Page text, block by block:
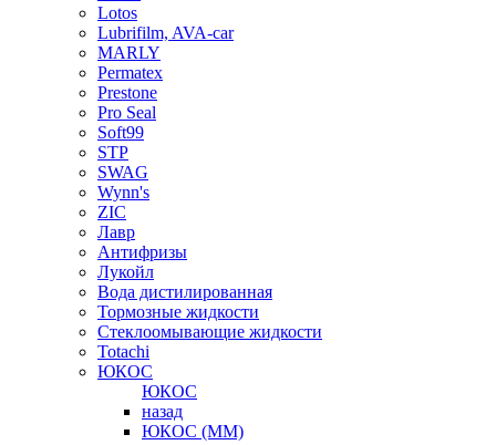
Lotos
Lubrifilm, AVA-car
MARLY
Permatex
Prestone
Pro Seal
Soft99
STP
SWAG
Wynn's
ZIC
Лавр
Антифризы
Лукойл
Вода дистилированная
Тормозные жидкости
Стеклоомывающие жидкости
Totachi
ЮКОС
ЮКОС
назад
ЮКОС (ММ)